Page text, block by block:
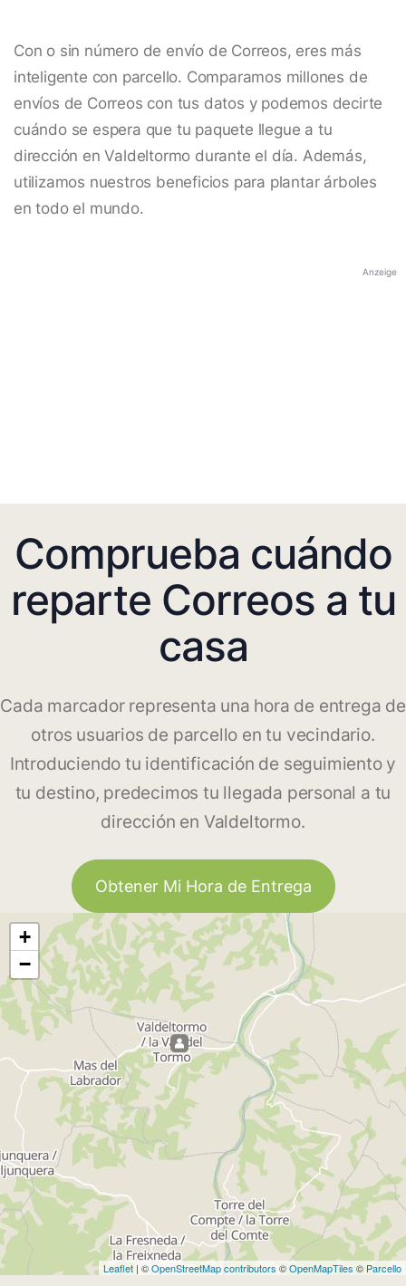
Con o sin número de envío de Correos, eres más
inteligente con parcello. Comparamos millones de
envíos de Correos con tus datos y podemos decirte
cuándo se espera que tu paquete llegue a tu
dirección en Valdeltormo durante el día. Además,
utilizamos nuestros beneficios para plantar árboles
en todo el mundo.
Anzeige
Comprueba cuándo
reparte Correos a tu
casa
Cada marcador representa una hora de entrega de
otros usuarios de parcello en tu vecindario.
Introduciendo tu identificación de seguimiento y
tu destino, predecimos tu llegada personal a tu
dirección en Valdeltormo.
Obtener Mi Hora de Entrega
+
−
Leaflet | ©OpenStreetMap contributors ©OpenMapTiles © Parcello